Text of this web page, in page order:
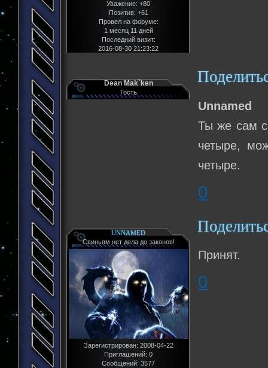
Уважение: +80
Позитив: +61
Провел на форуме:
1 месяц 11 дней
Последний визит:
2016-08-30 21:23:22
Dean Mak`ken
Гость
Unnamed
Ты же сам
четыре,
четыре.
0
UNNAMED
Свиньям нет дела до законов!
Зарегистрирован: 2008-04-22
Приглашений: 0
Сообщений: 3577
Принят.
0